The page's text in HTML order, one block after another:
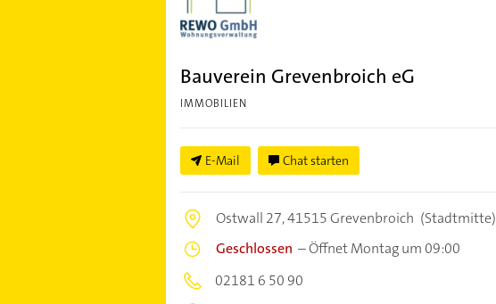
Bauverein Grevenbroich eG
IMMOBILIEN
E-Mail Chat starten
Ostwall 27,41515 Grevenbroich (Stadtmitte)
Geschlossen –Öffnet Montag um 09:00
02181 6 50 90